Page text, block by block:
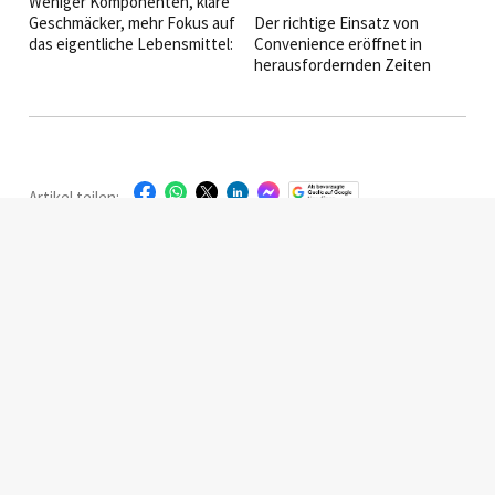
Geschmäcker, mehr Fokus auf
das eigentliche Lebensmittel:
Der richtige Einsatz von
Convenience eröffnet in
herausfordernden Zeiten
wirtschaftlich und zugleich
Artikel teilen: